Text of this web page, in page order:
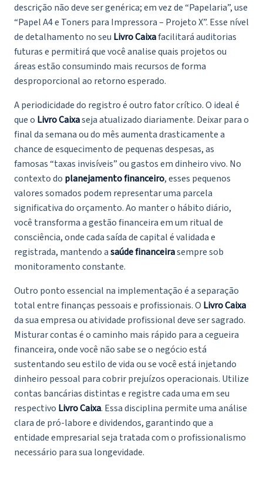
descrição não deve ser genérica; em vez de “Papelaria”, use
“Papel A4 e Toners para Impressora – Projeto X”. Esse nível
de detalhamento no seu Livro Caixafacilitará auditorias
futuras e permitirá que você analise quais projetos ou
áreas estão consumindo mais recursos de forma
desproporcional ao retorno esperado.
A periodicidade do registro é outro fator crítico. O ideal é
que o Livro Caixaseja atualizado diariamente. Deixar para o
final da semana ou do mês aumenta drasticamente a
chance de esquecimento de pequenas despesas, as
famosas “taxas invisíveis” ou gastos em dinheiro vivo. No
contexto do planejamento financeiro, esses pequenos
valores somados podem representar uma parcela
significativa do orçamento. Ao manter o hábito diário,
você transforma a gestão financeira em um ritual de
consciência, onde cada saída de capital é validada e
registrada, mantendo asaúde financeirasempre sob
monitoramento constante.
Outro ponto essencial na implementação é a separação
total entre finanças pessoais e profissionais. O Livro Caixa
da sua empresa ou atividade profissional deve ser sagrado.
Misturar contas é o caminho mais rápido para a cegueira
financeira, onde você não sabe se o negócio está
sustentando seu estilo de vida ou se você está injetando
dinheiro pessoal para cobrir prejuízos operacionais. Utilize
contas bancárias distintas e registre cada uma em seu
respectivo Livro Caixa. Essa disciplina permite uma análise
clara de pró-labore e dividendos, garantindo que a
entidade empresarial seja tratada com o profissionalismo
necessário para sua longevidade.